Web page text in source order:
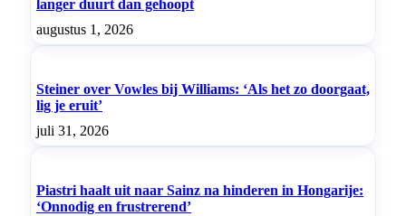
langer duurt dan gehoopt
augustus 1, 2026
Steiner over Vowles bij Williams: ‘Als het zo doorgaat,
lig je eruit’
juli 31, 2026
Piastri haalt uit naar Sainz na hinderen in Hongarije:
‘Onnodig en frustrerend’